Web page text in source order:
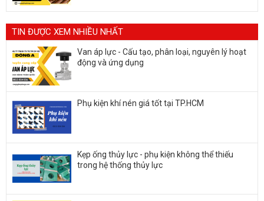
TIN ĐƯỢC XEM NHIỀU NHẤT
Van áp lực - Cấu tạo, phân loại, nguyên lý hoạt
động và ứng dụng
Phụ kiện khí nén giá tốt tại TP.HCM
Kẹp ống thủy lực - phụ kiện không thể thiếu
trong hệ thống thủy lực